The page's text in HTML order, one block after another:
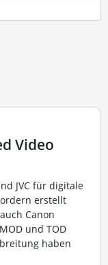
Video
JVC für digitale
erstellt
Canon
und TOD
haben